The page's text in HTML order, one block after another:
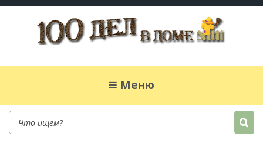
простые рецепты.Меню